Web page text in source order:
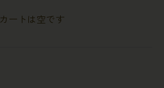
カートは空です